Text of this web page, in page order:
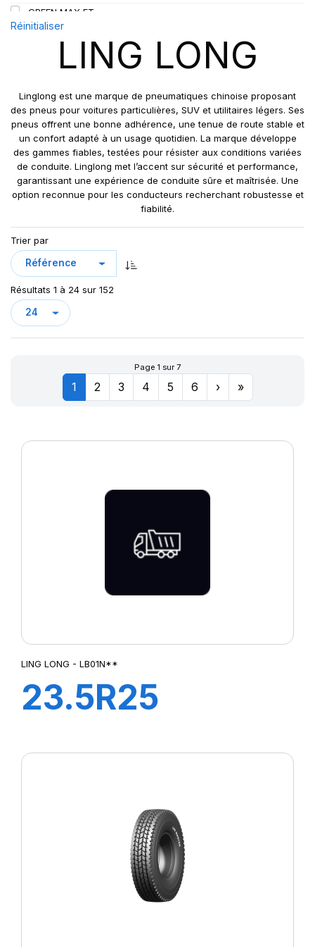
112
112/110
115
115/113
121/120
122/118
131
158/150
177
GREEN MAX ET
GREEN MAX HP 010
GREEN MAX HP010
GREEN MAX VAN
GRIP MASTER
KCA651
LB01
LB01N**
LL25
LL 102
LL102
LLA08
LLF26
LLR666
LM11N
LXC MASTER
Réinitialiser
LING LONG
Linglong est une marque de pneumatiques chinoise proposant
des pneus pour voitures particulières, SUV et utilitaires légers. Ses
pneus offrent une bonne adhérence, une tenue de route stable et
un confort adapté à un usage quotidien. La marque développe
des gammes fiables, testées pour résister aux conditions variées
de conduite. Linglong met l’accent sur sécurité et performance,
garantissant une expérience de conduite sûre et maîtrisée. Une
option reconnue pour les conducteurs recherchant robustesse et
fiabilité.
Trier par
Résultats 1 à 24 sur 152
Page 1 sur 7
1 2 3 4 5 6 › »
LING LONG - LB01N**
23.5R25